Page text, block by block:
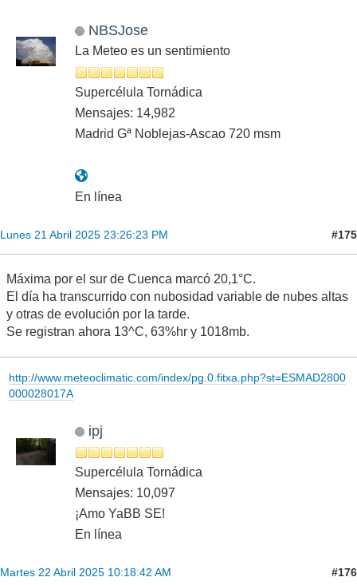
NBSJose
La Meteo es un sentimiento
Supercélula Tornádica
Mensajes: 14,982
Madrid Gª Noblejas-Ascao 720 msm
En línea
Lunes 21 Abril 2025 23:26:23 PM #175
Máxima por el sur de Cuenca marcó 20,1°C.
El día ha transcurrido con nubosidad variable de nubes altas
y otras de evolución por la tarde.
Se registran ahora 13^C, 63%hr y 1018mb.
http://www.meteoclimatic.com/index/pg.0.fitxa.php?st=ESMAD2800
000028017A
ipj
Supercélula Tornádica
Mensajes: 10,097
¡Amo YaBB SE!
En línea
Martes 22 Abril 2025 10:18:42 AM #176